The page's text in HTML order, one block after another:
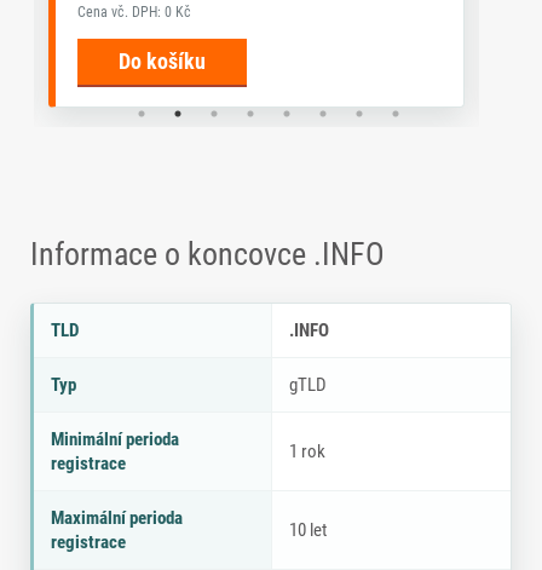
Cena vč. DPH: 0 Kč
Do košíku
Informace o koncovce .INFO
P
r
e
tr
t
a
TLD .INFO
Typ gTLD
Minimální perioda
registrace
1 rok
Maximální perioda
registrace
10 let